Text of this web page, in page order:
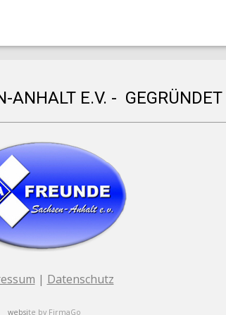
ANHALT E.V. -
| Datenschutz
website by FirmaGo